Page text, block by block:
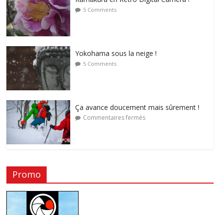
5 Comments
Yokohama sous la neige !
5 Comments
Ça avance doucement mais sûrement !
Commentaires fermés
Promo